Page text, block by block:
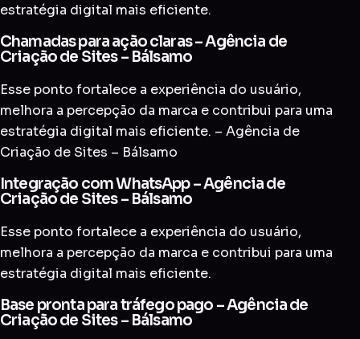
estratégia digital mais eficiente.
Chamadas para ação claras – Agência de
Criação de Sites – Bálsamo
Esse ponto fortalece a experiência do usuário,
melhora a percepção da marca e contribui para uma
estratégia digital mais eficiente. – Agência de
Criação de Sites – Bálsamo
Integração com WhatsApp – Agência de
Criação de Sites – Bálsamo
Esse ponto fortalece a experiência do usuário,
melhora a percepção da marca e contribui para uma
estratégia digital mais eficiente.
Base pronta para tráfego pago – Agência de
Criação de Sites – Bálsamo